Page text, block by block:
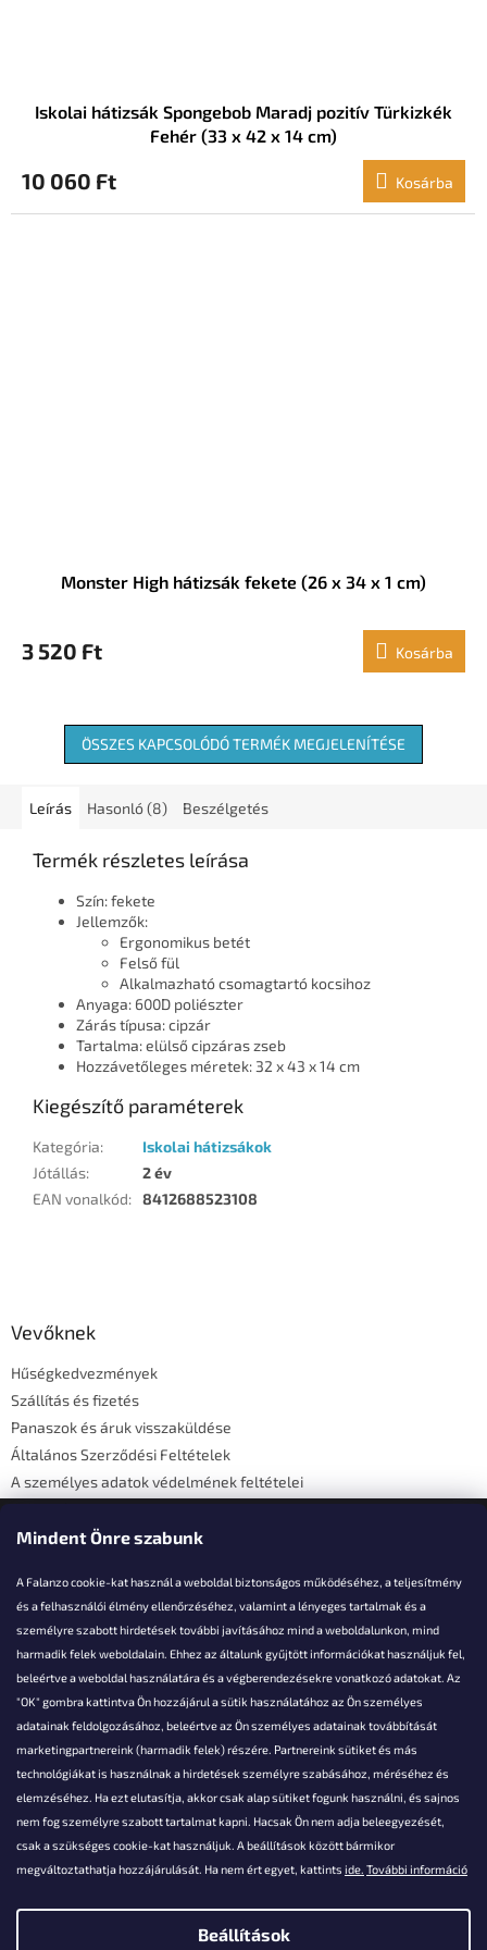
Mindent Önre szabunk
A Falanzo cookie-kat használ a weboldal biztonságos működéséhez, a teljesítmény
és a felhasználói élmény ellenőrzéséhez, valamint a lényeges tartalmak és a
személyre szabott hirdetések további javításához mind a weboldalunkon, mind
harmadik felek weboldalain. Ehhez az általunk gyűjtött információkat használjuk fel,
beleértve a weboldal használatára és a végberendezésekre vonatkozó adatokat. Az
"OK" gombra kattintva Ön hozzájárul a sütik használatához az Ön személyes
adatainak feldolgozásához, beleértve az Ön személyes adatainak továbbítását
marketingpartnereink (harmadik felek) részére. Partnereink sütiket és más
technológiákat is használnak a hirdetések személyre szabásához, méréséhez és
elemzéséhez. Ha ezt elutasítja, akkor csak alap sütiket fogunk használni, és sajnos
nem fog személyre szabott tartalmat kapni. Hacsak Ön nem adja beleegyezését,
csak a szükséges cookie-kat használjuk. A beállítások között bármikor
megváltoztathatja hozzájárulását. Ha nem ért egyet, kattints ide. További információ
Beállítások
Iskolai hátizsák Spongebob Maradj pozitív Türkizkék
Fehér (33 x 42 x 14 cm)
10 060 Ft Kosárba
Monster High hátizsák fekete (26 x 34 x 1 cm)
3 520 Ft Kosárba
ÖSSZES KAPCSOLÓDÓ TERMÉK MEGJELENÍTÉSE
Leírás Hasonló (8) Beszélgetés
Termék részletes leírása
Szín: fekete
Jellemzők:
Ergonomikus betét
Felső fül
Alkalmazható csomagtartó kocsihoz
Anyaga: 600D poliészter
Zárás típusa: cipzár
Tartalma: elülső cipzáras zseb
Hozzávetőleges méretek: 32 x 43 x 14 cm
Kiegészítő paraméterek
Kategória:
Iskolai hátizsákok
Jótállás:
2 év
EAN vonalkód: 8412688523108
Vevőknek
Hűségkedvezmények
Szállítás és fizetés
Panaszok és áruk visszaküldése
Általános Szerződési Feltételek
A személyes adatok védelmének feltételei
Elérhetőségi adatok
Akarsz kérdezni valamit?
info@falanzo.hu